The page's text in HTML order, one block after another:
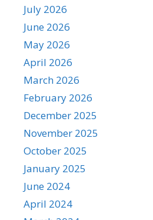
July 2026
June 2026
May 2026
April 2026
March 2026
February 2026
December 2025
November 2025
October 2025
January 2025
June 2024
April 2024